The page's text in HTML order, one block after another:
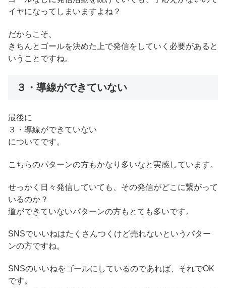
イヤになってしまいますよね？
だからこそ、
きちんとゴールを決めた上で発信をしていく必要があると
いうことですね。
３・導線ができていない
最後に
３・導線ができていない
についてです。
こちらのパターンの方もかなり多いなと実感しています。
せっかく日々発信していても、その発信がどこに繋がって
いるのか？
道ができていないパターンの方もとても多いです。
SNSでいいねはたくさんつくけど売れないというパター
ンの方ですね。
SNSのいいねをゴールにしているのであれば、それでOK
です。